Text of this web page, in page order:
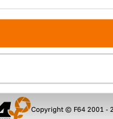
Bucuresti
Copyright © F64 2001 -